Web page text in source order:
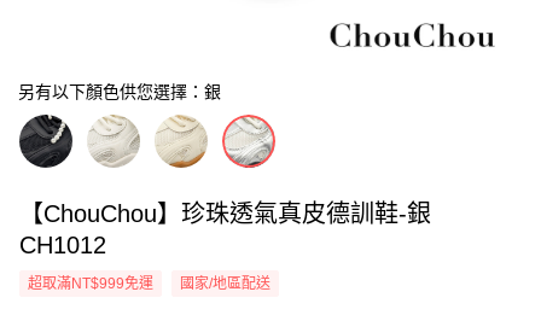
另有以下顏色供您選擇：銀
【ChouChou】珍珠透氣真皮德訓鞋-銀
CH1012
超取滿NT$999免運 國家/地區配送